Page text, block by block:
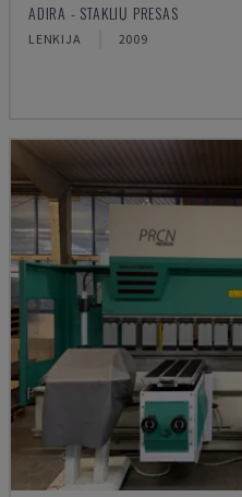
ADIRA - STAKLIŲ PRESAS
LENKIJA 2009